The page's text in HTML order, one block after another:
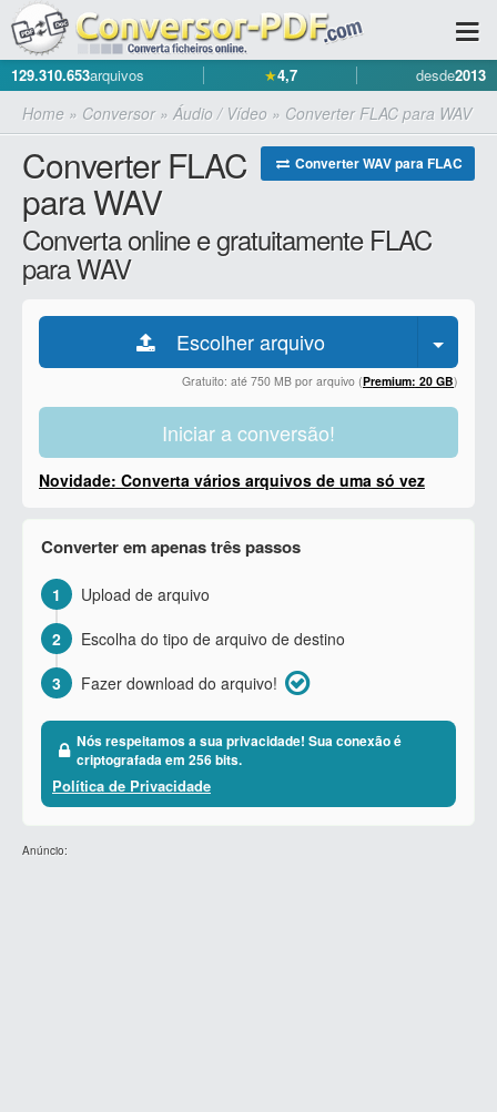
129.310.653arquivos ★4,7 desde2013
Home » Conversor» Áudio / Vídeo » Converter FLAC para WAV
Converter WAV para FLAC
Converter FLAC
para WAV
Converta online e gratuitamente FLAC
para WAV
Escolher arquivo
Gratuito: até 750 MB por arquivo (Premium: 20 GB)
Iniciar a conversão!
Novidade: Converta vários arquivos de uma só vez
Converter em apenas três passos
1
Upload de arquivo
2
Escolha do tipo de arquivo de destino
3
Fazer download do arquivo!
Nós respeitamos a sua privacidade! Sua conexão é
criptografada em 256 bits.
Política de Privacidade
Anúncio: